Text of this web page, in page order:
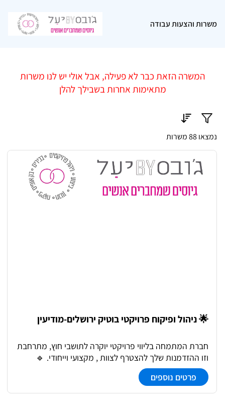
משרות והצעות עבודה
המשרה הזאת כבר לא פעילה, אבל אולי יש לנו משרות
מתאימות אחרות בשבילך להלן
נמצאו 88 משרות
🌟 ניהול ופיקוח פרויקטי בוטיק ירושלים-מודיעין
חברת המתמחה בליווי פרויקטי יוקרה לתושבי חוץ, מתרחבת
וזו ההזדמנות שלך להצטרף לצוות , מקצועי וייחודי. 🔹
הובלה של צוות יועצים, ניתוח מכרזים, מפרטים ולוחות זמנים
🔹 ניהול תקציב ולו"ז בקפדנות, כולל מו"מ מול קבלנים
וספקים 🔹 הבנה מעמיקה בתכניות לביצוע, כתבי כמויות,
פרטים נוספים